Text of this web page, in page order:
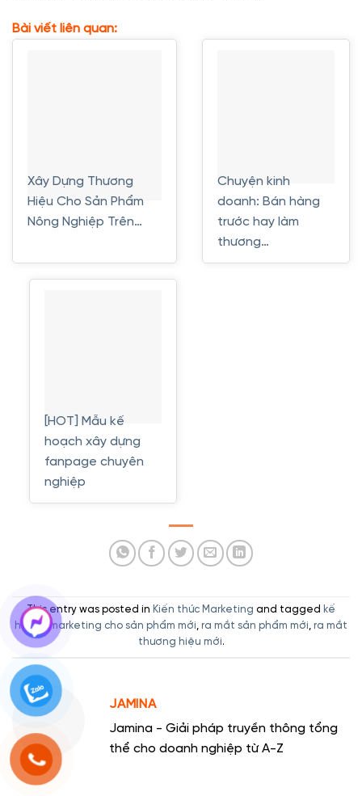
Bài viết liên quan:
Xây Dựng Thương
Hiệu Cho Sản Phẩm
Nông Nghiệp Trên…
Chuyện kinh
doanh: Bán hàng
trước hay làm
thương…
[HOT] Mẫu kế
hoạch xây dựng
fanpage chuyên
nghiệp
This entry was posted in Kiến thức Marketing and tagged kế
hoạch marketing cho sản phẩm mới, ra mắt sản phẩm mới, ra mắt
thương hiệu mới.
JAMINA
Jamina - Giải pháp truyền thông tổng
thể cho doanh nghiệp từ A-Z